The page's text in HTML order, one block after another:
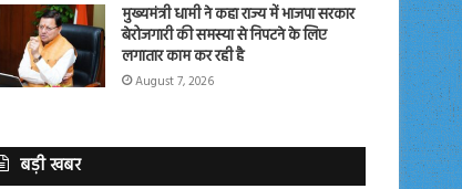
मुख्यमंत्री धामी ने कहा राज्य में भाजपा सरकार
बेरोजगारी की समस्या से निपटने के लिए
लगातार काम कर रही है
August 7, 2026
बड़ी खबर